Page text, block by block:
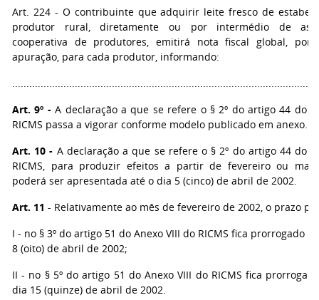
Art. 224 - O contribuinte que adquirir leite fresco de
produtor rural, diretamente ou por intermédio de
cooperativa de produtores, emitirá nota fiscal global, por
apuração, para cada produtor, informando:
Art. 9º -A declaração a que se refere o § 2º do artigo 44 do
RICMS passa a vigorar conforme modelo publicado em anexo.
Art. 10 - A declaração a que se refere o § 2º do artigo 44 do
RICMS, para produzir efeitos a partir de fevereiro ou
poderá ser apresentada até o dia 5 (cinco) de abril de 2002.
Art. 11 - Relativamente ao mês de fevereiro de 2002, o prazo
I - no § 3º do artigo 51 do Anexo VIII do RICMS fica prorrogado
8 (oito) de abril de 2002;
II - no § 5º do artigo 51 do Anexo VIII do RICMS fica
dia 15 (quinze) de abril de 2002.